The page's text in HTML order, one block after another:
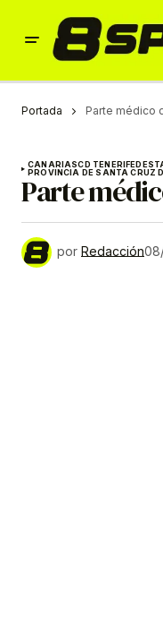
Portada Parte médico
CANARIASCD TENERIFE
PROVINCIA DE SANTA CRUZ
Parte
por Redacción